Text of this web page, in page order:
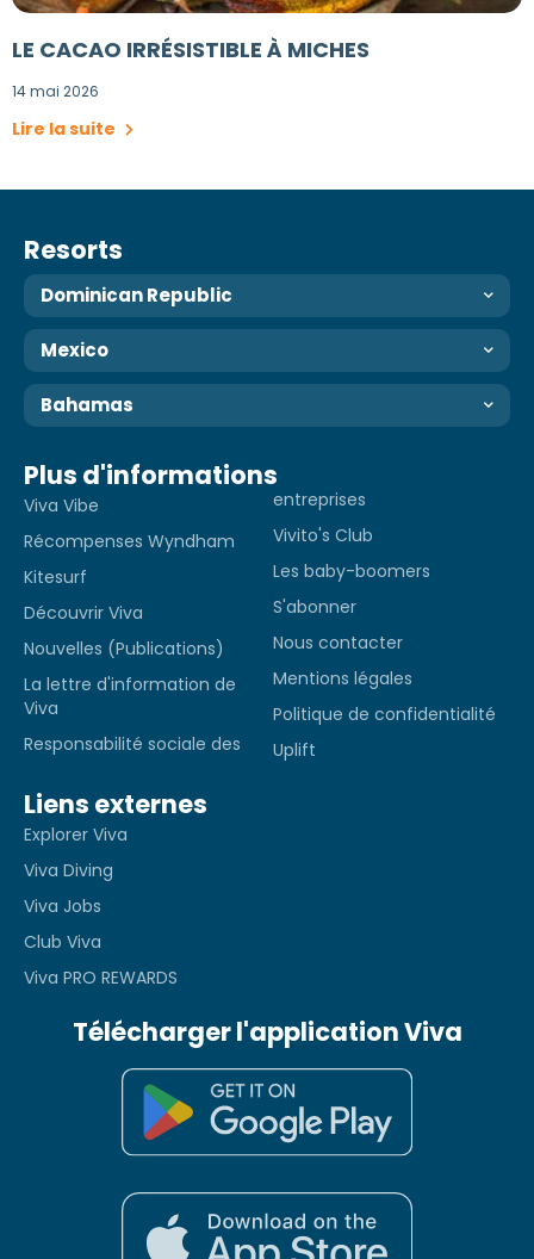
LE CACAO IRRÉSISTIBLE À MICHES
14 mai 2026
Lire la suite
Resorts
Dominican Republic
Mexico
Bahamas
Plus d'informations
Viva Vibe
Récompenses Wyndham
Kitesurf
Découvrir Viva
Nouvelles (Publications)
La lettre d'information de
Viva
Responsabilité sociale des
entreprises
Vivito's Club
Les baby-boomers
S'abonner
Nous contacter
Mentions légales
Politique de confidentialité
Uplift
Liens externes
Explorer Viva
Viva Diving
Viva Jobs
Club Viva
Viva PRO REWARDS
Télécharger l'application Viva